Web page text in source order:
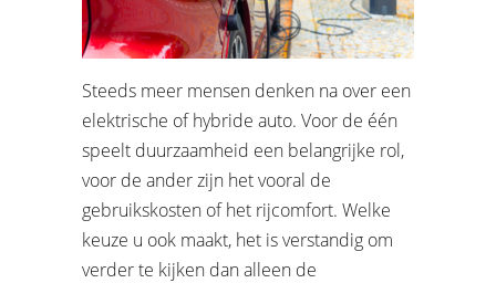
Steeds meer mensen denken na over een
elektrische of hybride auto. Voor de één
speelt duurzaamheid een belangrijke rol,
voor de ander zijn het vooral de
gebruikskosten of het rijcomfort. Welke
keuze u ook maakt, het is verstandig om
verder te kijken dan alleen de